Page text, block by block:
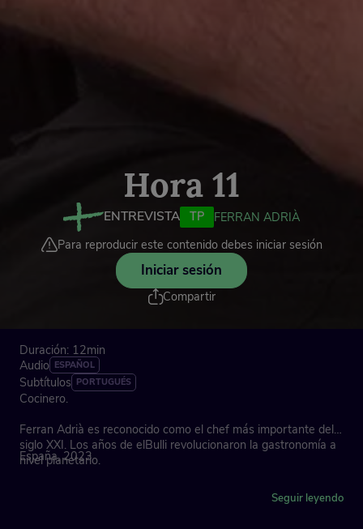
Hora 11
ENTREVISTA TP
FERRAN ADRIÀ
Para reproducir este contenido debes iniciar sesión
Iniciar sesión
Compartir
Duración: 12min
Audio ESPAÑOL
Subtítulos PORTUGUÉS
Cocinero.
Ferran Adrià es reconocido como el chef más importante del
siglo XXI. Los años de elBulli revolucionaron la gastronomía a
nivel planetario.
Elegido mejor cocinero del mundo durante cinco años
consecutivos, en 2004 la revista ‘Time’ le incluyó entre los
España, 2023
Seguir leyendo